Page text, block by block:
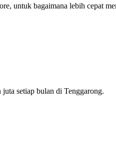
untuk bagaimana lebih cepat
setiap bulan di Tenggarong.